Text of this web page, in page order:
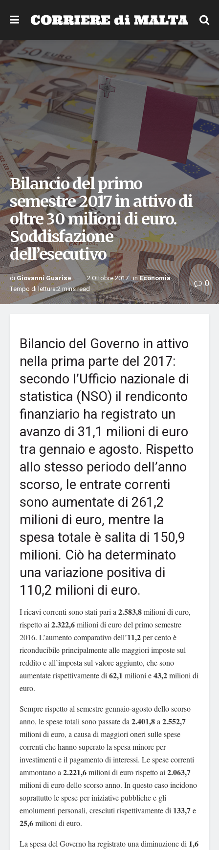
Bilancio del primo
semestre 2017 in attivo di
oltre 30 milioni di euro.
Soddisfazione
dell’esecutivo
di Giovanni Guarise 2 Ottobre 2017 inEconomia
Tempo di lettura:2 mins read
0
Bilancio del Governo in attivo
nella prima parte del 2017:
secondo l’Ufficio nazionale di
statistica (NSO) il rendiconto
finanziario ha registrato un
avanzo di 31,1 milioni di euro
tra gennaio e agosto. Rispetto
allo stesso periodo dell’anno
scorso, le entrate correnti
sono aumentate di 261,2
milioni di euro, mentre la
spesa totale è salita di 150,9
milioni. Ciò ha determinato
una variazione positiva di
110,2 milioni di euro.
I ricavi correnti sono stati pari a2.583,8milioni di euro,
rispetto ai2.322,6milioni di euro del primo semestre
2016. L’aumento comparativo dell’11,2per cento è
riconducibile principalmente alle maggiori imposte sul
reddito e all’imposta sul valore aggiunto, che sono
aumentate rispettivamente di62,1 milioni e43,2milioni di
euro.
Sempre rispetto al semestre gennaio-agosto dello scorso
anno, le spese totali sono passate da2.401,8a2.552,7
milioni di euro, a causa di maggiori oneri sulle spese
correnti che hanno superato la spesa minore per
investimenti e il pagamento di interessi. Le spese correnti
ammontano a2.221,6milioni di euro rispetto ai2.063,7
milioni di euro dello scorso anno. In questo caso incidono
soprattutto le spese per iniziative pubbliche e gli
emolumenti personali, cresciuti rispettivamente di 133,7e
25,6milioni di euro.
La spesa del Governo ha registrato una diminuzione di 1,6